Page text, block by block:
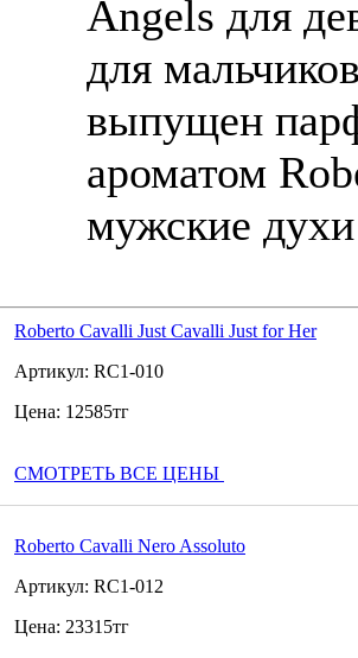
Angels для
для
выпущен
ароматом
мужские
Roberto Cavalli Just Cavalli Just for Her
Артикул: RC1-010
Цена: 12585тг
СМОТРЕТЬ ВСЕ ЦЕНЫ
Roberto Cavalli Nero Assoluto
Артикул: RC1-012
Цена: 23315тг